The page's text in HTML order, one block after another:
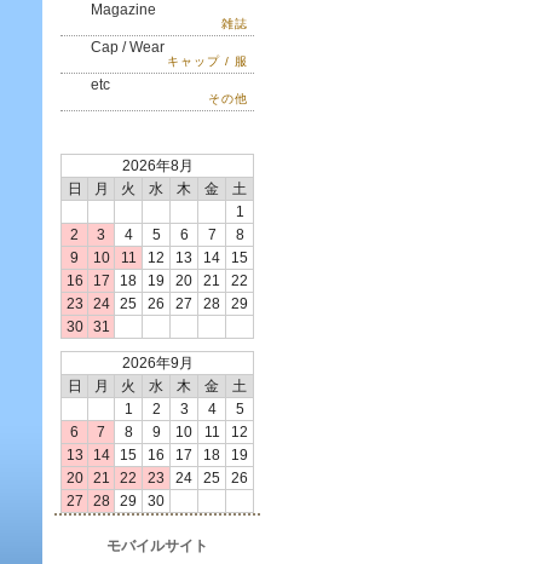
Magazine
雑誌
Cap / Wear
キャップ / 服
etc
その他
2026年8月
日
月 火 水 木 金
土
1
2
3 4 5 6 7
8
9
10 11 12 13 14
15
16
17 18 19 20 21
22
23
24 25 26 27 28
29
30
31
2026年9月
日
月 火 水 木 金
土
1
2 3 4
5
6
7 8 9 10 11
12
13
14 15 16 17 18
19
20
21 22 23 24 25
26
27
28 29 30
モバイルサイト